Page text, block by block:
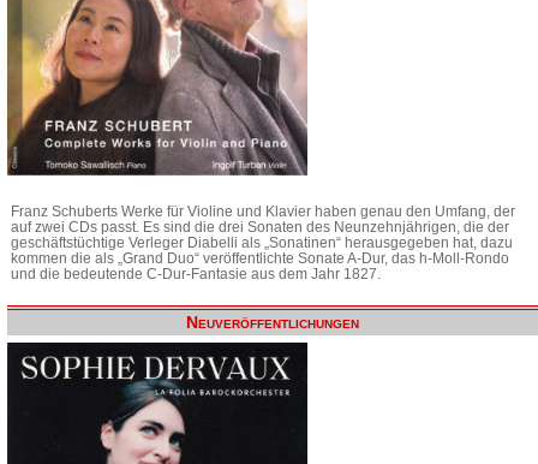
Franz Schuberts Werke für Violine und Klavier haben genau den Umfang, der
auf zwei CDs passt. Es sind die drei Sonaten des Neunzehnjährigen, die der
geschäftstüchtige Verleger Diabelli als „Sonatinen“ herausgegeben hat, dazu
kommen die als „Grand Duo“ veröffentlichte Sonate A-Dur, das h-Moll-Rondo
und die bedeutende C-Dur-Fantasie aus dem Jahr 1827.
Neuveröffentlichungen